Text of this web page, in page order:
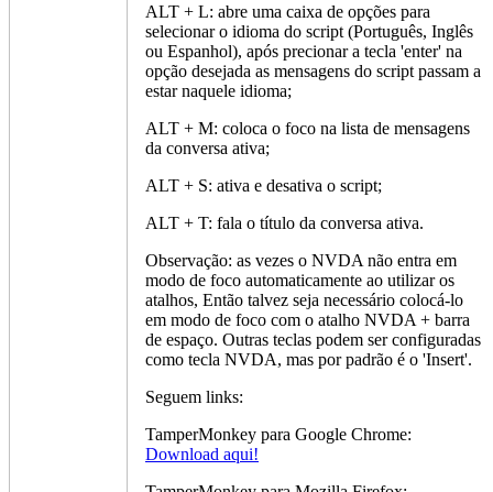
ALT + L: abre uma caixa de opções para
selecionar o idioma do script (Português, Inglês
ou Espanhol), após precionar a tecla 'enter' na
opção desejada as mensagens do script passam a
estar naquele idioma;
ALT + M: coloca o foco na lista de mensagens
da conversa ativa;
ALT + S: ativa e desativa o script;
ALT + T: fala o título da conversa ativa.
Observação: as vezes o NVDA não entra em
modo de foco automaticamente ao utilizar os
atalhos, Então talvez seja necessário colocá-lo
em modo de foco com o atalho NVDA + barra
de espaço. Outras teclas podem ser configuradas
como tecla NVDA, mas por padrão é o 'Insert'.
Seguem links:
TamperMonkey para Google Chrome:
Download aqui!